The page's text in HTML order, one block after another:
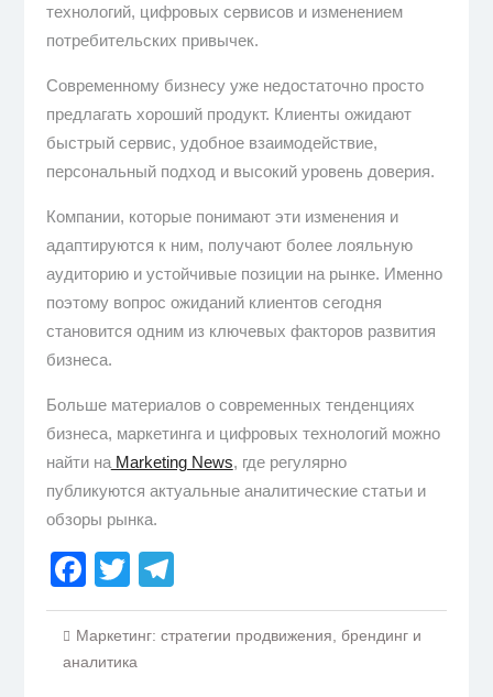
технологий, цифровых сервисов и изменением
потребительских привычек.
Современному бизнесу уже недостаточно просто
предлагать хороший продукт. Клиенты ожидают
быстрый сервис, удобное взаимодействие,
персональный подход и высокий уровень доверия.
Компании, которые понимают эти изменения и
адаптируются к ним, получают более лояльную
аудиторию и устойчивые позиции на рынке. Именно
поэтому вопрос ожиданий клиентов сегодня
становится одним из ключевых факторов развития
бизнеса.
Больше материалов о современных тенденциях
бизнеса, маркетинга и цифровых технологий можно
найти наMarketing News, где регулярно
публикуются актуальные аналитические статьи и
обзоры рынка.
Facebook
Twitter
Маркетинг: стратегии продвижения, брендинг и
аналитика